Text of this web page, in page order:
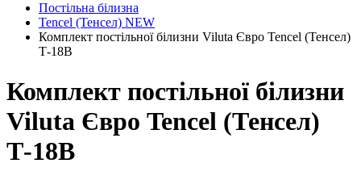
Постільна білизна
Tencel (Тенсел) NEW
Комплект постільної білизни Viluta Євро Tencel (Тенсел)
Т-18B
Комплект постільної білизни
Viluta Євро Tencel (Тенсел)
Т-18B